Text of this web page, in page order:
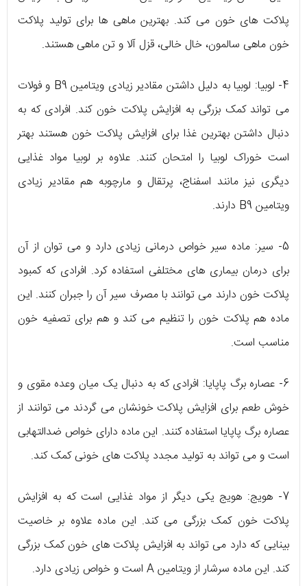
پلاکت های خون می کند. بهترین ماهی ها برای تولید پلاکت
خون ماهی سالمون، خال خالی، قزل آلا و تن ماهی هستند.
4- لوبیا: لوبیا به دلیل داشتن مقادیر زیادی ویتامین B9 و فولات
می تواند کمک بزرگی به افزایش پلاکت خون کند. افرادی که به
دنبال داشتن بهترین غذا برای افزایش پلاکت خون هستند بهتر
است خوراک لوبیا را امتحان کنند. علاوه بر لوبیا مواد غذایی
دیگری نیز مانند اسفناج، پرتقال و مارچوبه هم مقادیر زیادی
ویتامین B9 دارند.
5- سیر: ماده سیر خواص درمانی زیادی دارد و می توان از آن
برای درمان بیماری های مختلفی استفاده کرد. افرادی که کمبود
پلاکت خون دارند می توانند با مصرف سیر آن را جبران کنند. این
ماده هم پلاکت خون را تنظیم می کند و هم برای تصفیه خون
مناسب است.
6- عصاره برگ پاپایا: افرادی که به دنبال یک میان وعده مقوی و
خوش طعم برای افزایش پلاکت خونشان می گردند می توانند از
عصاره برگ پاپایا استفاده کنند. این ماده دارای خواص ضدالتهابی
است و می تواند به تولید مجدد پلاکت های خونی کمک کند.
7- هویج: هویج یکی دیگر از مواد غذایی است که به افزایش
پلاکت خون کمک بزرگی می کند. این ماده علاوه بر خاصیت
بینایی که دارد می تواند به افزایش پلاکت های خون کمک بزرگی
کند. این ماده سرشار از ویتامین A است و خواص زیادی دارد.